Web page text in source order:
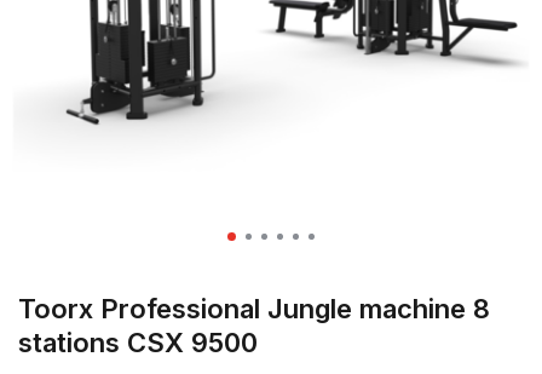
Toorx Professional Jungle machine 8
stations CSX 9500